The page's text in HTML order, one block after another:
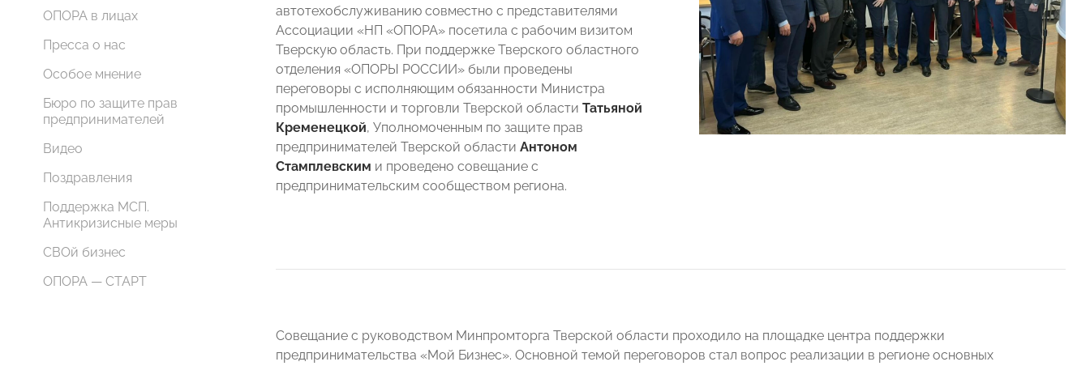
ОПОРА в лицах
Пресса о нас
Особое мнение
Бюро по защите прав
предпринимателей
Видео
Поздравления
Поддержка МСП.
Антикризисные меры
СВОй бизнес
ОПОРА — СТАРТ
автотехобслуживанию совместно с представителями
Ассоциации «НП «ОПОРА» посетила с рабочим визитом
Тверскую область. При поддержке Тверского областного
отделения «ОПОРЫ РОССИИ» были проведены
переговоры с исполняющим обязанности Министра
промышленности и торговли Тверской области Татьяной
Кременецкой, Уполномоченным по защите прав
предпринимателей Тверской области Антоном
Стамплевским и проведено совещание с
предпринимательским сообществом региона.
Совещание с руководством Минпромторга Тверской области проходило на площадке центра поддержки
предпринимательства «Мой Бизнес». Основной темой переговоров стал вопрос реализации в регионе основных